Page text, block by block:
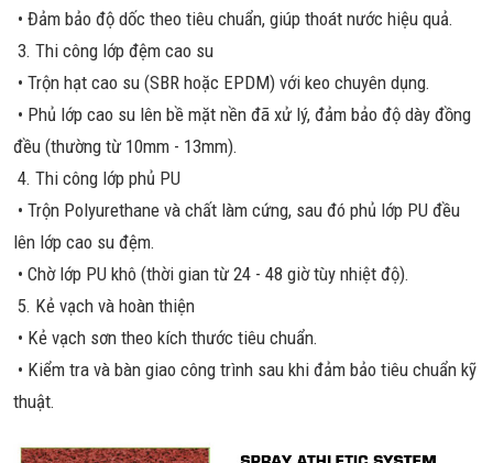
• Đảm bảo độ dốc theo tiêu chuẩn, giúp thoát nước hiệu quả.
3. Thi công lớp đệm cao su
• Trộn hạt cao su (SBR hoặc EPDM) với keo chuyên dụng.
• Phủ lớp cao su lên bề mặt nền đã xử lý, đảm bảo độ dày đồng
đều (thường từ 10mm - 13mm).
4. Thi công lớp phủ PU
• Trộn Polyurethane và chất làm cứng, sau đó phủ lớp PU đều
lên lớp cao su đệm.
• Chờ lớp PU khô (thời gian từ 24 - 48 giờ tùy nhiệt độ).
5. Kẻ vạch và hoàn thiện
• Kẻ vạch sơn theo kích thước tiêu chuẩn.
• Kiểm tra và bàn giao công trình sau khi đảm bảo tiêu chuẩn kỹ
thuật.